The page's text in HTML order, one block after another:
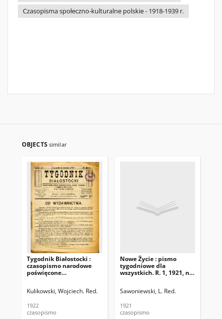
Czasopisma społeczno-kulturalne polskie - 1918-1939 r.
OBJECTS similar
Tygodnik Białostocki :
czasopismo narodowe
poświęcone
i ekonomicznym z
miejscowych. 1922 R. 1
Nr 1
Kulikowski, Wojciech. Red.
1922
czasopismo
Nowe Życie : pismo
tygodniowe dla
wszystkich. R. 1, 1921, nr
Sawoniewski, L. Red.
1921
czasopismo